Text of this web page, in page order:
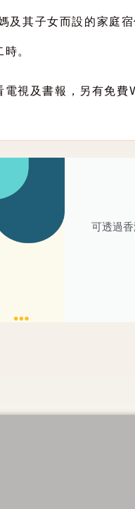
其子女而設的家庭
時。
視及書報，另有免費
可透過